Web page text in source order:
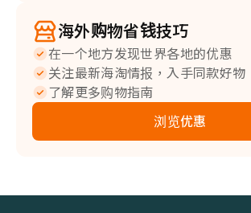
海外购物省钱技巧
在一个地方发现世界各地的优惠
关注最新海淘情报，入手同款好物
了解更多购物指南
浏览优惠